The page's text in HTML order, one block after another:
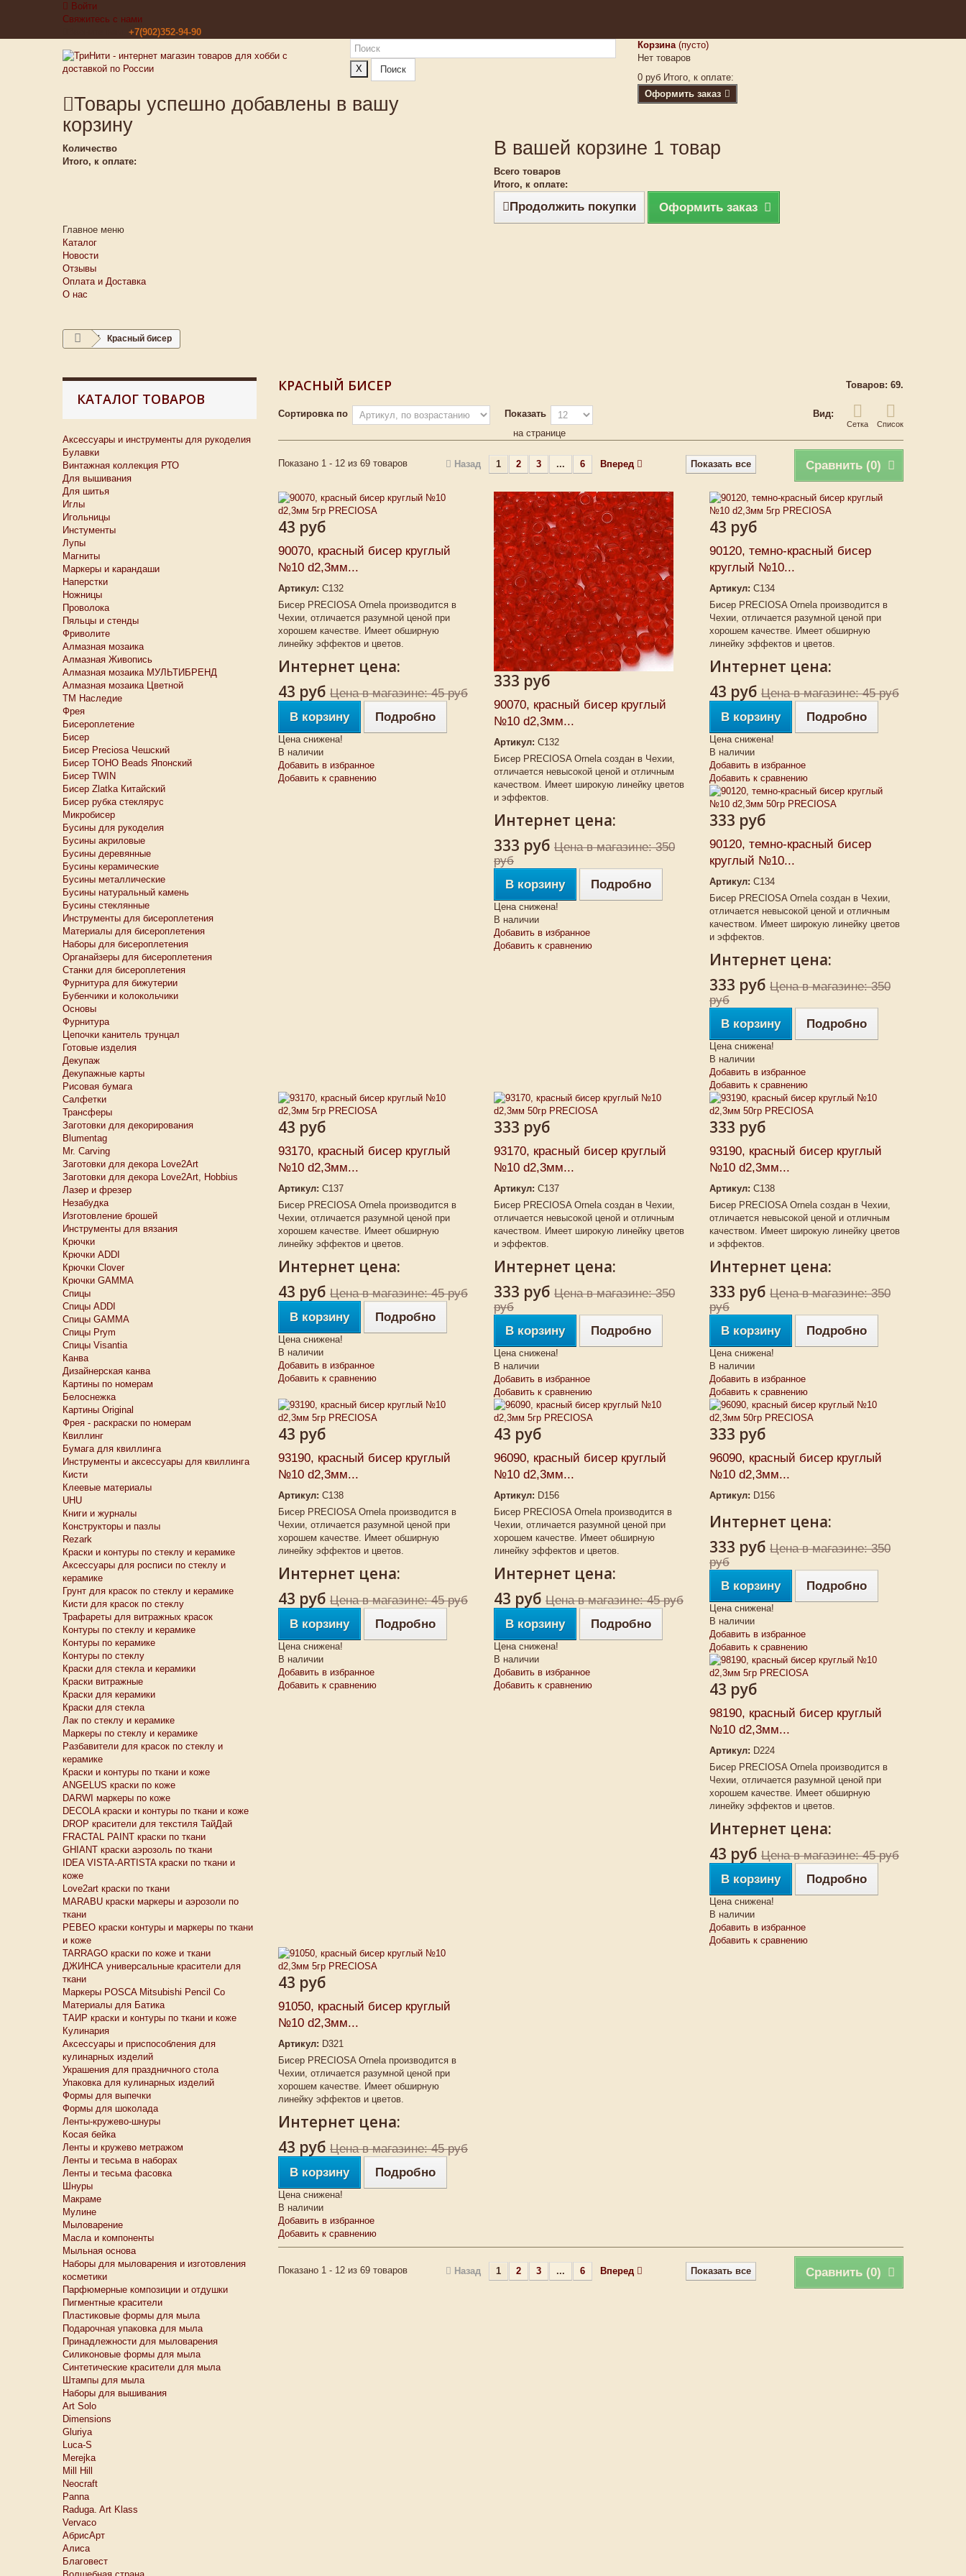
Войти
Свяжитесь с нами
+7(902)352-94-90
X Поиск
Корзина (пусто)
Нет товаров
0 руб Итого, к оплате:
Оформить заказ
Товары успешно добавлены в вашу
корзину
Количество
Итого, к оплате:
В вашей корзине 1 товар
Всего товаров
Итого, к оплате:
Продолжить покупки Оформить заказ
Главное меню
Каталог
Новости
Отзывы
Оплата и Доставка
О нас
Красный бисер
КАТАЛОГ ТОВАРОВ
Аксессуары и инструменты для рукоделия
Булавки
Винтажная коллекция РТО
Для вышивания
Для шитья
Иглы
Игольницы
Инстументы
Лупы
Магниты
Маркеры и карандаши
Наперстки
Ножницы
Проволока
Пяльцы и стенды
Фриволите
Алмазная мозаика
Алмазная Живопись
Алмазная мозаика МУЛЬТИБРЕНД
Алмазная мозаика Цветной
ТМ Наследие
Фрея
Бисероплетение
Бисер
Бисер Preciosa Чешский
Бисер TOHO Beads Японский
Бисер TWIN
Бисер Zlatka Китайский
Бисер рубка стеклярус
Микробисер
Бусины для рукоделия
Бусины акриловые
Бусины деревянные
Бусины керамические
Бусины металлические
Бусины натуральный камень
Бусины стеклянные
Инструменты для бисероплетения
Материалы для бисероплетения
Наборы для бисероплетения
Органайзеры для бисероплетения
Станки для бисероплетения
Фурнитура для бижутерии
Бубенчики и колокольчики
Основы
Фурнитура
Цепочки канитель трунцал
Готовые изделия
Декупаж
Декупажные карты
Рисовая бумага
Салфетки
Трансферы
Заготовки для декорирования
Blumentag
Mr. Carving
Заготовки для декора Love2Art
Заготовки для декора Love2Art, Hobbius
Лазер и фрезер
Незабудка
Изготовление брошей
Инструменты для вязания
Крючки
Крючки ADDI
Крючки Clover
Крючки GAMMA
Спицы
Спицы ADDI
Спицы GAMMA
Спицы Prym
Спицы Visantia
Канва
Дизайнерская канва
Картины по номерам
Белоснежкa
Картины Original
Фрея - раскраски по номерам
Квиллинг
Бумага для квиллинга
Инструменты и аксессуары для квиллинга
Кисти
Клеевые материалы
UHU
Книги и журналы
Конструкторы и пазлы
Rezark
Краски и контуры по стеклу и керамике
Аксессуары для росписи по стеклу и
керамике
Грунт для красок по стеклу и керамике
Кисти для красок по стеклу
Трафареты для витражных красок
Контуры по стеклу и керамике
Контуры по керамике
Контуры по стеклу
Краски для стекла и керамики
Краски витражные
Краски для керамики
Краски для стекла
Лак по стеклу и керамике
Маркеры по стеклу и керамике
Разбавители для красок по стеклу и
керамике
Краски и контуры по ткани и коже
ANGELUS краски по коже
DARWI маркеры по коже
DECOLA краски и контуры по ткани и коже
DROP красители для текстиля ТайДай
FRACTAL PAINT краски по ткани
GHIANT краски аэрозоль по ткани
IDEA VISTA-ARTISTA краски по ткани и
коже
Love2art краски по ткани
MARABU краски маркеры и аэрозоли по
ткани
PEBEO краски контуры и маркеры по ткани
и коже
TARRAGO краски по коже и ткани
ДЖИНСА универсальные красители для
ткани
Маркеры POSCA Mitsubishi Pencil Co
Материалы для Батика
ТАИР краски и контуры по ткани и коже
Кулинария
Аксессуары и приспособления для
кулинарных изделий
Украшения для праздничного стола
Упаковка для кулинарных изделий
Формы для выпечки
Формы для шоколада
Ленты-кружево-шнуры
Косая бейка
Ленты и кружево метражом
Ленты и тесьма в наборах
Ленты и тесьма фасовка
Шнуры
Макраме
Мулине
Мыловарение
Масла и компоненты
Мыльная основа
Наборы для мыловарения и изготовления
косметики
Парфюмерные композиции и отдушки
Пигментные красители
Пластиковые формы для мыла
Подарочная упаковка для мыла
Принадлежности для мыловарения
Силиконовые формы для мыла
Синтетические красители для мыла
Штампы для мыла
Наборы для вышивания
Art Solo
Dimensions
Gluriya
Luca-S
Merejka
Mill Hill
Neocraft
Panna
Raduga. Art Klass
Vervaco
АбрисАрт
Алиса
Благовест
КРАСНЫЙ БИСЕР Товаров: 69.
Вид:
Сетка Список
Сортировка по
Показать
на странице
Сравнить (0)
Показать все
Назад 1 2 3 ... 6 Вперед
Показано 1 - 12 из 69 товаров
43 руб
90070, красный бисер круглый
№10 d2,3мм...
Артикул: C132
Бисер PRECIOSA Ornela производится в
Чехии, отличается разумной ценой при
хорошем качестве. Имеет обширную
линейку эффектов и цветов.
Интернет цена:
43 руб Цена в магазине: 45 руб
В корзину
Подробно
Цена снижена!
В наличии
Добавить в избранное
Добавить к сравнению
333 руб
90070, красный бисер круглый
№10 d2,3мм...
Артикул: C132
Бисер PRECIOSA Ornela создан в Чехии,
отличается невысокой ценой и отличным
качеством. Имеет широкую линейку цветов
и эффектов.
Интернет цена:
333 руб Цена в магазине: 350
руб
В корзину
Подробно
Цена снижена!
В наличии
Добавить в избранное
Добавить к сравнению
43 руб
90120, темно-красный бисер
круглый №10...
Артикул: C134
Бисер PRECIOSA Ornela производится в
Чехии, отличается разумной ценой при
хорошем качестве. Имеет обширную
линейку эффектов и цветов.
Интернет цена:
43 руб Цена в магазине: 45 руб
В корзину
Подробно
Цена снижена!
В наличии
Добавить в избранное
Добавить к сравнению
333 руб
90120, темно-красный бисер
круглый №10...
Артикул: C134
Бисер PRECIOSA Ornela создан в Чехии,
отличается невысокой ценой и отличным
качеством. Имеет широкую линейку цветов
и эффектов.
Интернет цена:
333 руб Цена в магазине: 350
руб
В корзину
Подробно
Цена снижена!
В наличии
Добавить в избранное
Добавить к сравнению
43 руб
93170, красный бисер круглый
№10 d2,3мм...
Артикул: C137
Бисер PRECIOSA Ornela производится в
Чехии, отличается разумной ценой при
хорошем качестве. Имеет обширную
линейку эффектов и цветов.
Интернет цена:
43 руб Цена в магазине: 45 руб
В корзину
Подробно
Цена снижена!
В наличии
Добавить в избранное
Добавить к сравнению
333 руб
93170, красный бисер круглый
№10 d2,3мм...
Артикул: C137
Бисер PRECIOSA Ornela создан в Чехии,
отличается невысокой ценой и отличным
качеством. Имеет широкую линейку цветов
и эффектов.
Интернет цена:
333 руб Цена в магазине: 350
руб
В корзину
Подробно
Цена снижена!
В наличии
Добавить в избранное
Добавить к сравнению
333 руб
93190, красный бисер круглый
№10 d2,3мм...
Артикул: C138
Бисер PRECIOSA Ornela создан в Чехии,
отличается невысокой ценой и отличным
качеством. Имеет широкую линейку цветов
и эффектов.
Интернет цена:
333 руб Цена в магазине: 350
руб
В корзину
Подробно
Цена снижена!
В наличии
Добавить в избранное
Добавить к сравнению
43 руб
93190, красный бисер круглый
№10 d2,3мм...
Артикул: C138
Бисер PRECIOSA Ornela производится в
Чехии, отличается разумной ценой при
хорошем качестве. Имеет обширную
линейку эффектов и цветов.
Интернет цена:
43 руб Цена в магазине: 45 руб
В корзину
Подробно
Цена снижена!
В наличии
Добавить в избранное
Добавить к сравнению
43 руб
96090, красный бисер круглый
№10 d2,3мм...
Артикул: D156
Бисер PRECIOSA Ornela производится в
Чехии, отличается разумной ценой при
хорошем качестве. Имеет обширную
линейку эффектов и цветов.
Интернет цена:
43 руб Цена в магазине: 45 руб
В корзину
Подробно
Цена снижена!
В наличии
Добавить в избранное
Добавить к сравнению
333 руб
96090, красный бисер круглый
№10 d2,3мм...
Артикул: D156
Интернет цена:
333 руб Цена в магазине: 350
руб
В корзину
Подробно
Цена снижена!
В наличии
Добавить в избранное
Добавить к сравнению
43 руб
98190, красный бисер круглый
№10 d2,3мм...
Артикул: D224
Бисер PRECIOSA Ornela производится в
Чехии, отличается разумной ценой при
хорошем качестве. Имеет обширную
линейку эффектов и цветов.
Интернет цена:
43 руб Цена в магазине: 45 руб
В корзину
Подробно
Цена снижена!
В наличии
Добавить в избранное
Добавить к сравнению
43 руб
91050, красный бисер круглый
№10 d2,3мм...
Артикул: D321
Бисер PRECIOSA Ornela производится в
Чехии, отличается разумной ценой при
хорошем качестве. Имеет обширную
линейку эффектов и цветов.
Интернет цена:
43 руб Цена в магазине: 45 руб
В корзину
Подробно
Цена снижена!
В наличии
Добавить в избранное
Добавить к сравнению
Сравнить (0)
Показать все
Назад 1 2 3 ... 6 Вперед
Показано 1 - 12 из 69 товаров